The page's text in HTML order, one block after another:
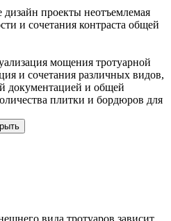
проекты неотъемлемая
и сочетания контраста общей
мощения тротуарной
и сочетания различных видов,
документацией и общей
плитки и бордюров для